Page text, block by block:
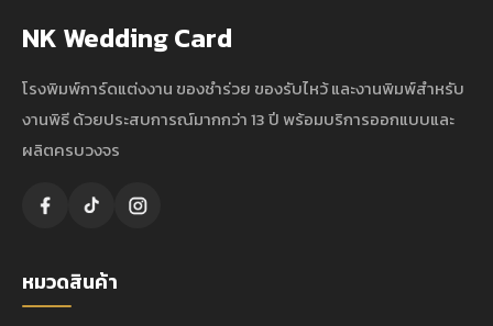
NK Wedding Card
โรงพิมพ์การ์ดแต่งงาน ของชำร่วย ของรับไหว้ และงานพิมพ์สำหรับ
งานพิธี ด้วยประสบการณ์มากกว่า 13 ปี พร้อมบริการออกแบบและ
ผลิตครบวงจร
หมวดสินค้า